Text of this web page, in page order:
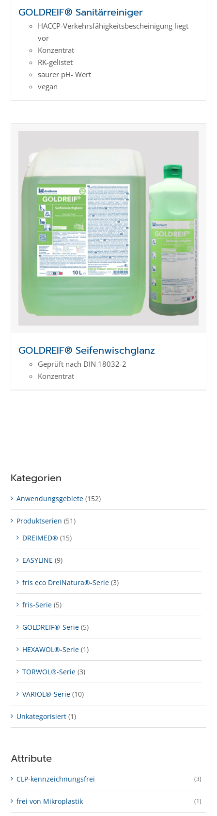
GOLDREIF® Sanitärreiniger
HACCP-Verkehrs­­fähig­keits­­beschei­nigung liegt
vor
Konzentrat
RK-gelistet
saurer pH- Wert
vegan
GOLDREIF® Seifenwischglanz
Geprüft nach DIN 18032-2
Konzentrat
Kategorien
Anwendungsgebiete (152)
Produktserien (51)
DREIMED® (15)
EASYLINE (9)
fris eco DreiNatura®-Serie (3)
fris-Serie (5)
GOLDREIF®-Serie (5)
HEXAWOL®-Serie (1)
TORWOL®-Serie (3)
VARIOL®-Serie (10)
Unkategorisiert (1)
Attribute
CLP-kenn­zeich­­nungs­frei (3)
frei von Mikroplastik (1)